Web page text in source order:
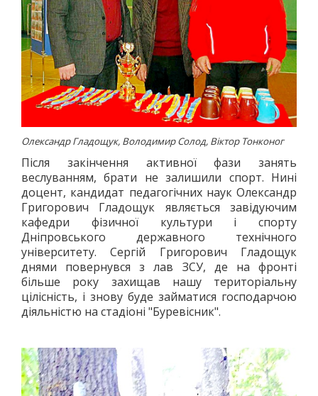
"ПЕРЕГОРТАЮЧИ СТАРІ ГАЗЕТИ"
50-ТІ РОКИ
60-ТІ РОКИ
70-ТІ РОКИ
80-ТІ РОКИ
90-ТІ РОКИ
ІСТОРІЯ ОДНІЄЇ ФОТОГРАФІЇ
ІСТОРІЯ ТРАНСПОРТУ
РЕКОРДИ МІСТА
Олександр Гладощук, Володимир Солод, Віктор Тонконог
Після закінчення активної фази занять
веслуванням, брати не залишили спорт. Нині
доцент, кандидат педагогічних наук Олександр
Григорович Гладощук являється завідуючим
кафедри фізичної культури і спорту
Дніпровського державного технічного
університету. Сергій Григорович Гладощук
днями повернувся з лав ЗСУ, де на фронті
більше року захищав нашу територіальну
цілісність, і знову буде займатися господарчою
діяльністю на стадіоні "Буревісник".